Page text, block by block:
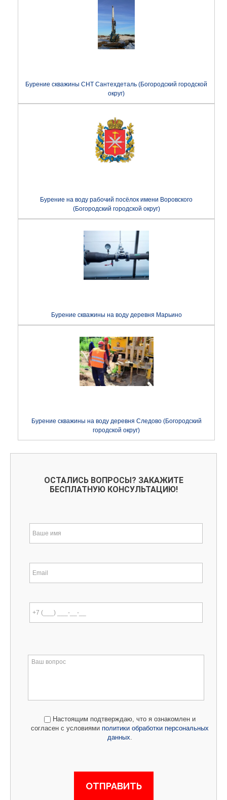
Бурение скважины СНТ Сантехдеталь (Богородский городской
округ)
Бурение на воду рабочий посёлок имени Воровского
(Богородский городской округ)
Бурение скважины на воду деревня Марьино
Бурение скважины на воду деревня Следово (Богородский
городской округ)
ОСТАЛИСЬ ВОПРОСЫ? ЗАКАЖИТЕ
БЕСПЛАТНУЮ КОНСУЛЬТАЦИЮ!
Настоящим подтверждаю, что я ознакомлен и
согласен с условиями политики обработки персональных
данных